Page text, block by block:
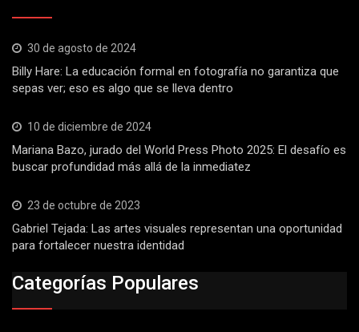
30 de agosto de 2024
Billy Hare: La educación formal en fotografía no garantiza que
sepas ver; eso es algo que se lleva dentro
10 de diciembre de 2024
Mariana Bazo, jurado del World Press Photo 2025: El desafío es
buscar profundidad más allá de la inmediatez
23 de octubre de 2023
Gabriel Tejada: Las artes visuales representan una oportunidad
para fortalecer nuestra identidad
Categorías Populares